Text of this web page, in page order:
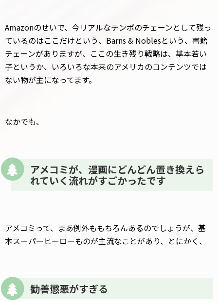
Amazonのせいで、今リアルなテンポのチェーンとして残っ
ているのはここだけという、Barns & Noblesという、書籍
チェーンがありますが、ここの生き残り戦略は、基本若い
子というか、いろいろな本来のアメリカのコンテンツでは
ない物が主になってます。
なかでも、
アメコミが、漫画にどんどん置き換えら
れていく流れがすごかったです
アメコミって、まあ例外ももちろんあるのでしょうが、基
本スーパーヒーローものが主流なことがあり、とにかく、
勧善懲悪がすぎる